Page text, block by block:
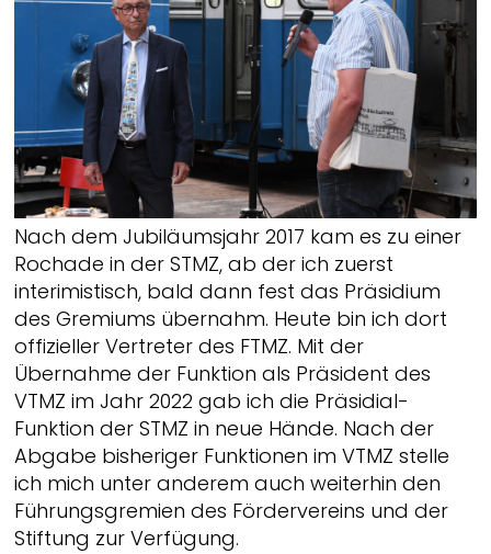
Nach dem Jubiläumsjahr 2017 kam es zu einer
Rochade in der STMZ, ab der ich zuerst
interimistisch, bald dann fest das Präsidium
des Gremiums übernahm. Heute bin ich dort
offizieller Vertreter des FTMZ. Mit der
Übernahme der Funktion als Präsident des
VTMZ im Jahr 2022 gab ich die Präsidial-
Funktion der STMZ in neue Hände. Nach der
Abgabe bisheriger Funktionen im VTMZ stelle
ich mich unter anderem auch weiterhin den
Führungsgremien des Fördervereins und der
Stiftung zur Verfügung.